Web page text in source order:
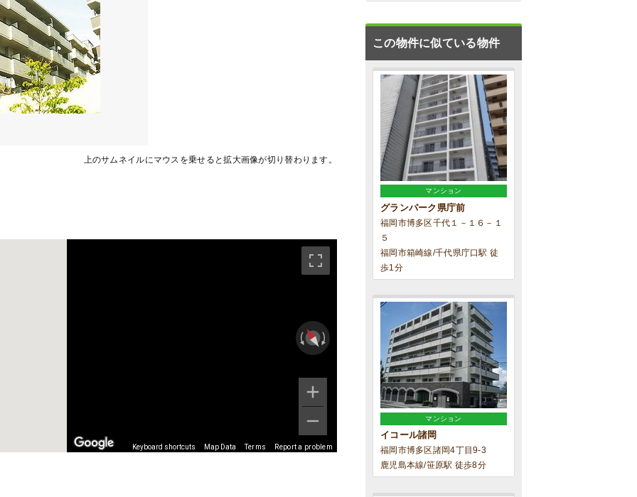
上のサムネイルにマウスを乗せると拡大画像が切り替わります。
Keyboard shortcuts Map Data Terms Report a problem
この物件に似ている物件
マンション
グランパーク県庁前
福岡市博多区千代１－１６－１
５
福岡市箱崎線/千代県庁口駅 徒
歩1分
マンション
イコール諸岡
福岡市博多区諸岡4丁目9-3
鹿児島本線/笹原駅 徒歩8分